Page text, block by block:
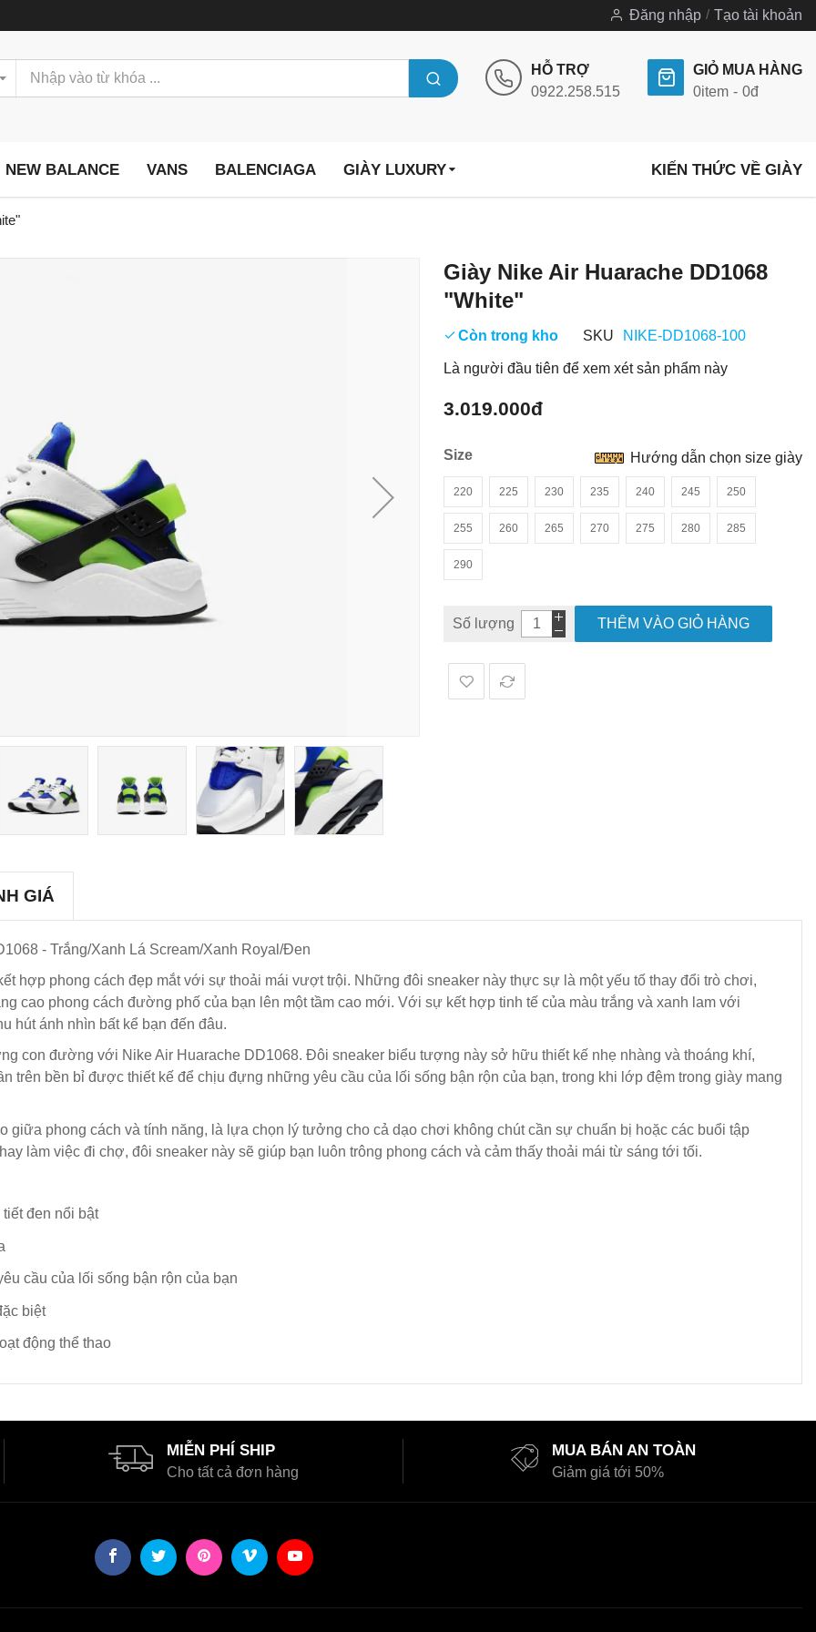
Đăng nhập Tạo tài khoản
HỖ TRỢ
0922.258.515
GIỎ MUA HÀNG
0item 0đ
NEW BALANCE VANS BALENCIAGA GIÀY LUXURY KIẾN THỨC VỀ GIÀY
Giày Nike Air Huarache DD1068
"White"
Còn trong kho SKU NIKE-DD1068-100
Là người đầu tiên để xem xét sản phẩm này
3.019.000đ
Size
220 225 230 235 240 245 250
255 260 265 270 275 280 285
290
Hướng dẫn chọn size giày
Số lượng THÊM VÀO GIỎ HÀNG
Chuyển
hình
GIÁ
- Trắng/Xanh Lá Scream/Xanh Royal/Đen
hợp phong cách đẹp mắt với sự thoải mái vượt trội. Những đôi sneaker này thực sự là một yếu tố thay đổi trò chơi,
cao phong cách đường phố của bạn lên một tầm cao mới. Với sự kết hợp tinh tế của màu trắng và xanh lam với
hút ánh nhìn bất kể bạn đến đâu.
con đường với Nike Air Huarache DD1068. Đôi sneaker biểu tượng này sở hữu thiết kế nhẹ nhàng và thoáng khí,
trên bền bỉ được thiết kế để chịu đựng những yêu cầu của lối sống bận rộn của bạn, trong khi lớp đệm trong giày mang
giữa phong cách và tính năng, là lựa chọn lý tưởng cho cả dạo chơi không chút cần sự chuẩn bị hoặc các buổi tập
làm việc đi chợ, đôi sneaker này sẽ giúp bạn luôn trông phong cách và cảm thấy thoải mái từ sáng tới tối.
đen nổi bật
cầu của lối sống bận rộn của bạn
biệt
động thể thao
MIỄN PHÍ SHIP
Cho tất cả đơn hàng
MUA BÁN AN TOÀN
Giảm giá tới 50%